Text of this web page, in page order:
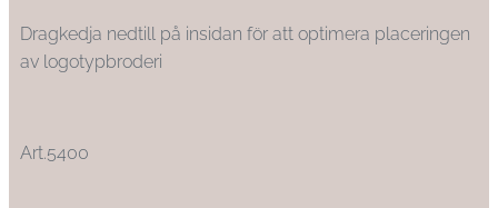
Dragkedja nedtill på insidan för att optimera placeringen
av logotypbroderi
Art.5400